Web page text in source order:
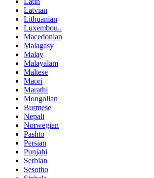
Latvian
Lithuanian
Luxembou..
Macedonian
Malagasy
Malay
Malayalam
Maltese
Maori
Marathi
Mongolian
Burmese
Nepali
Norwegian
Pashto
Persian
Punjabi
Serbian
Sesotho